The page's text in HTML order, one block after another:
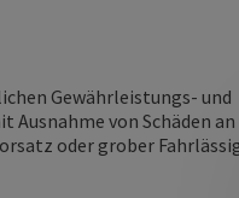
Gewährleistungs- und
von Schäden
oder grober